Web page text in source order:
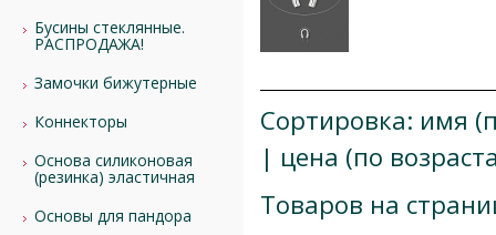
Бусины стеклянные.
РАСПРОДАЖА!
Замочки бижутерные
Коннекторы
Основа силиконовая
(резинка) эластичная
Основы для пандора
Сортировка: имя
| цена (по
Товаров на